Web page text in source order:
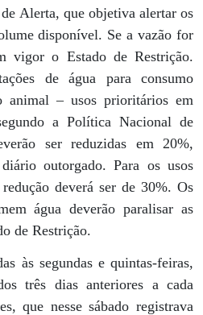
Alerta, que objetiva alertar os
disponível. Se a vazão for
vigor o Estado de Restrição.
de água para consumo
animal – usos prioritários em
a Política Nacional de
ser reduzidas em 20%,
outorgado. Para os usos
deverá ser de 30%. Os
água deverão paralisar as
de Restrição.
às segundas e quintas-feiras,
três dias anteriores a cada
que nesse sábado registrava